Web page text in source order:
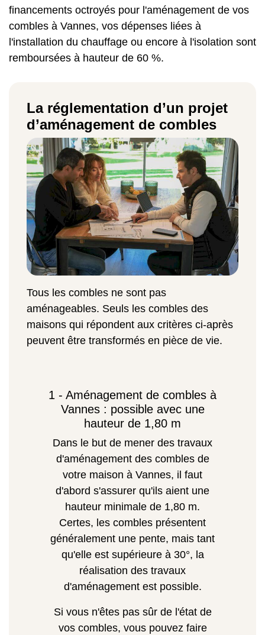
financements octroyés pour l'aménagement de vos
combles à Vannes, vos dépenses liées à
l'installation du chauffage ou encore à l'isolation sont
remboursées à hauteur de 60 %.
La réglementation d’un projet
d’aménagement de combles
Tous les combles ne sont pas
aménageables. Seuls les combles des
maisons qui répondent aux critères ci-après
peuvent être transformés en pièce de vie.
1 - Aménagement de combles à
Vannes : possible avec une
hauteur de 1,80 m
Dans le but de mener des travaux
d'aménagement des combles de
votre maison à Vannes, il faut
d'abord s'assurer qu'ils aient une
hauteur minimale de 1,80 m.
Certes, les combles présentent
généralement une pente, mais tant
qu'elle est supérieure à 30°, la
réalisation des travaux
d'aménagement est possible.
Si vous n'êtes pas sûr de l'état de
vos combles, vous pouvez faire